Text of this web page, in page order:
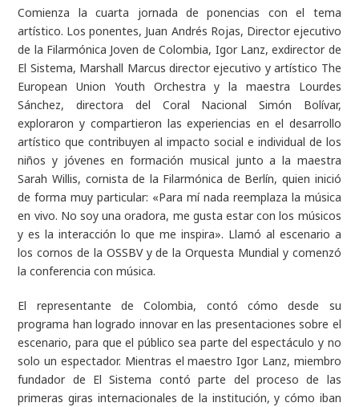
Comienza la cuarta jornada de ponencias con el tema
artístico. Los ponentes, Juan Andrés Rojas, Director ejecutivo
de la Filarmónica Joven de Colombia, Igor Lanz, exdirector de
El Sistema, Marshall Marcus director ejecutivo y artístico The
European Union Youth Orchestra y la maestra Lourdes
Sánchez, directora del Coral Nacional Simón Bolívar,
exploraron y compartieron las experiencias en el desarrollo
artístico que contribuyen al impacto social e individual de los
niños y jóvenes en formación musical junto a la maestra
Sarah Willis, cornista de la Filarmónica de Berlín, quien inició
de forma muy particular: «Para mí nada reemplaza la música
en vivo. No soy una oradora, me gusta estar con los músicos
y es la interacción lo que me inspira». Llamó al escenario a
los cornos de la OSSBV y de la Orquesta Mundial y comenzó
la conferencia con música.
El representante de Colombia, contó cómo desde su
programa han logrado innovar en las presentaciones sobre el
escenario, para que el público sea parte del espectáculo y no
solo un espectador. Mientras el maestro Igor Lanz, miembro
fundador de El Sistema contó parte del proceso de las
primeras giras internacionales de la institución, y cómo iban